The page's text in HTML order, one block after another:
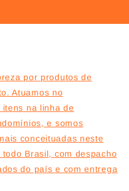
por produtos de
Atuamos no
na linha de
e somos
conceituadas neste
Brasil, com despacho
do país e com entrega